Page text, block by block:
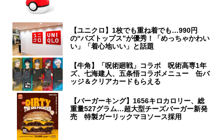
【ユニクロ】1枚でも重ね着でも…990円
の“バズトップス”が優秀！「めっちゃかわい
い」「着心地いい」と話題
【牛角】「呪術廻戦」コラボ 呪術高専1年
ズ、七海建人、五条悟コラボメニュー 缶バ
ッジ＆クリアカードもらえる
【バーガーキング】1656キロカロリー、総
重量527グラム…超大型チーズバーガー新発
売 特製ガーリックマヨソース採用